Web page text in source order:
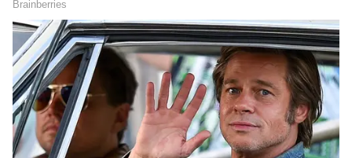
లేకపోవడం). నామ్నా అంటే పేరు గల అని అర్థం.
ఆకాశనామ్నా' అంటే 'శూన్యం అనే పేరు గల' లేదా 'ఏ పేరు
లేని' అని అర్థం వస్తుంది. కాలక్రమేణా ఈ 'ఆకాశానామ్నా'
అనే సంస్కృత పదం వాడుక భాషలోకి వచ్చేసరికి,
'ఆకాశరామన్న'గా మారిపోయింది. అందుకే, పంపినవారి
అడ్రస్ గానీ, పేరు గానీ లేని ఉత్తరాలను 'ఆకాశరామన్న
ఉత్తరాలు' అని పిలవడం అలవాటైంది.